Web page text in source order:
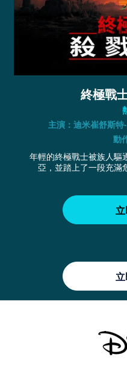
終極戰
主演：迪米崔舒斯特
動
年輕的終極戰士被族人驅
亞，並踏上了一段充滿